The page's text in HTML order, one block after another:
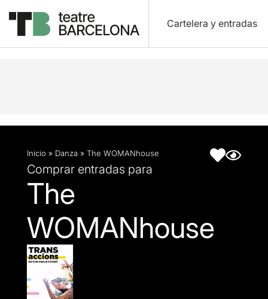
Cartelera y entradas
Descripción Ficha artística
Inicio » Danza » The WOMANhouse
Comprar entradas para
The
WOMANhouse